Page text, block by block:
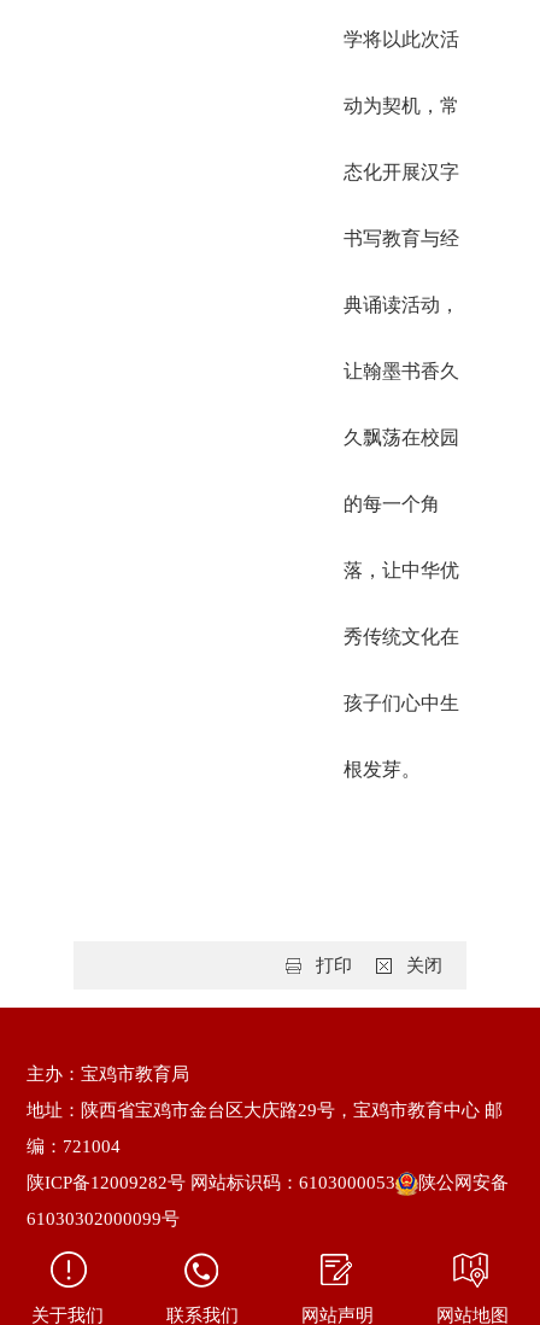
学将以此次活
动为契机，常
态化开展汉字
书写教育与经
典诵读活动，
让翰墨书香久
久飘荡在校园
的每一个角
落，让中华优
秀传统文化在
孩子们心中生
根发芽。
关闭
打印
主办：宝鸡市教育局
地址：陕西省宝鸡市金台区大庆路29号，宝鸡市教育中心 邮
编：721004
陕ICP备12009282号 网站标识码：6103000053
陕公网安备
61030302000099号
关于我们 联系我们 网站声明 网站地图